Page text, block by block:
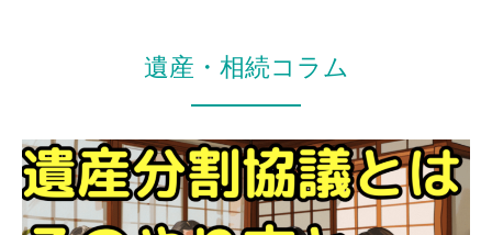
遺言書の作成
った」「遺書の筆跡が本人のものではない」「自身にと
ば、キャストグローバルの弁護士が丁寧にサポートし、
解決に導きます。
遺産・相続コラム